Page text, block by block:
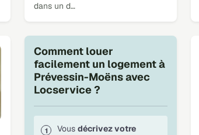
dans un d…
Comment louer
facilement un logement à
Prévessin-Moëns avec
Locservice ?
Vous décrivez votre